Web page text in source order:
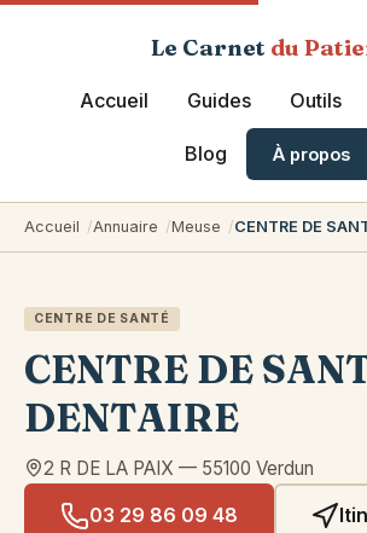
Le Carnet du
Accueil Guides Outils
Blog À propos
Accueil Annuaire Meuse CENTRE DE
CENTRE DE SANTÉ
CENTRE DE
DENTAIRE
2 R DE LA PAIX — 55100 Verdun
03 29 86 09 48